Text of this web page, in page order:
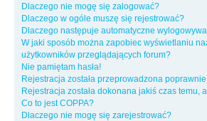
Dlaczego nie mogę się zalogować?
Dlaczego w ogóle muszę się rejestrować?
Dlaczego następuje automatyczne
W jaki sposób można zapobiec wyświetlaniu
użytkowników przeglądających forum?
Nie pamiętam hasła!
Rejestracja została przeprowadzona
Rejestracja została dokonana jakiś czas temu,
Co to jest COPPA?
Dlaczego nie mogę się zarejestrować?